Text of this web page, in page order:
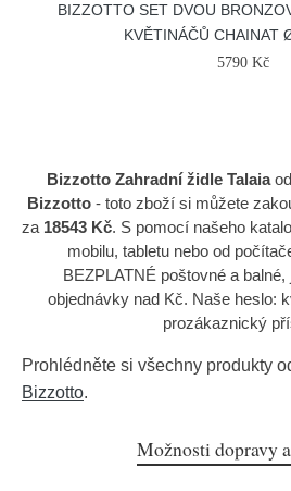
BIZZOTTO SET DVOU
KVĚTINÁČŮ CHAINAT
5790 Kč
Bizzotto Zahradní židle Talaia
Bizzotto - toto zboží si můžete
za 18543 Kč. S pomocí našeho
mobilu, tabletu nebo od
BEZPLATNÉ poštovné a
objednávky nad Kč. Naše heslo:
prozákaznický
Prohlédněte si všechny produkty
Bizzotto.
Možnosti dopravy